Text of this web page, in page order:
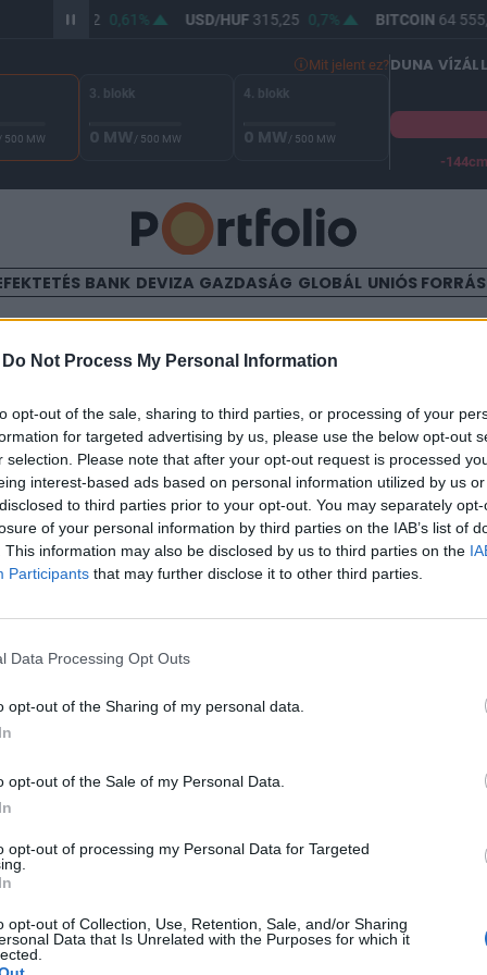
Do Not Process My Personal Information
opt-out of the sale, sharing to third parties, or processing of your
for targeted advertising by us, please use the below opt-out
selection. Please note that after your opt-out request is processed
interest-based ads based on personal information utilized by us
to third parties prior to your opt-out. You may separately
of your personal information by third parties on the IAB’s list of
This information may also be disclosed by us to third parties on the
Participants that may further disclose it to other third parties.
Data Processing Opt Outs
opt-out of the Sharing of my personal data.
opt-out of the Sale of my Personal Data.
opt-out of processing my Personal Data for Targeted
opt-out of Collection, Use, Retention, Sale, and/or Sharing
Data that Is Unrelated with the Purposes for which it
363,92 0,61% USD/HUF 315,25 0,7% BITCOIN64
Mit jelent ez?
/ 500 MW
3. blokk
0 MW/ 500 MW
4. blokk
0 MW/ 500 MW
DUNA
-144cm
BANK DEVIZA GAZDASÁG GLOBÁL UNIÓS
érték Odessza térségét, egy nő életét vesztette,
miatt tiltakozó lakosok útlezárásokat tartanak.
Kiper, Odessza megye kormányzója a Telegramon. A
portfolio.hu hírarchívumához tartozik, melynek olvasása
tartalmazza:
cikkarchívum
elmúlt 2 év napon belüli